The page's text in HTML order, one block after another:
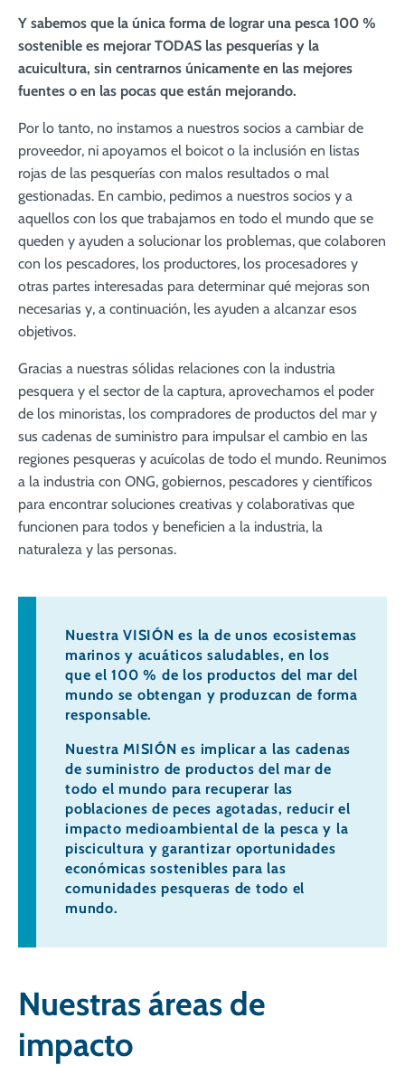
Y sabemos que la única forma de lograr una pesca 100 %
sostenible es mejorar TODAS las pesquerías y la
acuicultura, sin centrarnos únicamente en las mejores
fuentes o en las pocas que están mejorando.
Por lo tanto, no instamos a nuestros socios a cambiar de
proveedor, ni apoyamos el boicot o la inclusión en listas
rojas de las pesquerías con malos resultados o mal
gestionadas. En cambio, pedimos a nuestros socios y a
aquellos con los que trabajamos en todo el mundo que se
queden y ayuden a solucionar los problemas, que colaboren
con los pescadores, los productores, los procesadores y
otras partes interesadas para determinar qué mejoras son
necesarias y, a continuación, les ayuden a alcanzar esos
objetivos.
Gracias a nuestras sólidas relaciones con la industria
pesquera y el sector de la captura, aprovechamos el poder
de los minoristas, los compradores de productos del mar y
sus cadenas de suministro para impulsar el cambio en las
regiones pesqueras y acuícolas de todo el mundo. Reunimos
a la industria con ONG, gobiernos, pescadores y científicos
para encontrar soluciones creativas y colaborativas que
funcionen para todos y beneficien a la industria, la
naturaleza y las personas.
Nuestra VISIÓN es la de unos ecosistemas
marinos y acuáticos saludables, en los
que el 100 % de los productos del mar del
mundo se obtengan y produzcan de forma
responsable.
Nuestra MISIÓN es implicar a las cadenas
de suministro de productos del mar de
todo el mundo para recuperar las
poblaciones de peces agotadas, reducir el
impacto medioambiental de la pesca y la
piscicultura y garantizar oportunidades
económicas sostenibles para las
comunidades pesqueras de todo el
mundo.
Nuestras áreas de
impacto